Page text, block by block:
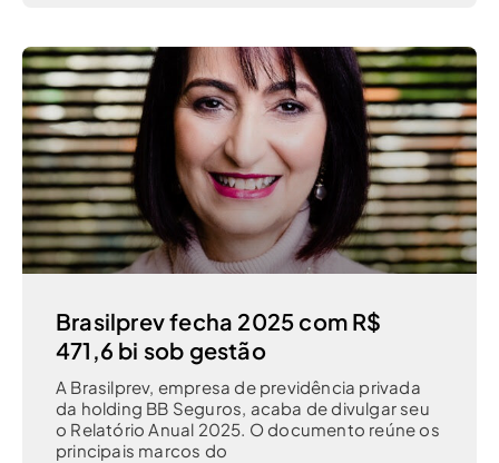
Brasilprev fecha 2025 com R$
471,6 bi sob gestão
A Brasilprev, empresa de previdência privada
da holding BB Seguros, acaba de divulgar seu
o Relatório Anual 2025. O documento reúne os
principais marcos do